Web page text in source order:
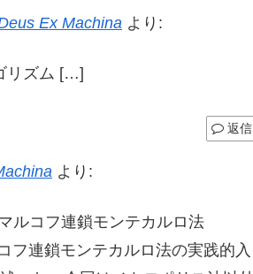
Ex Machina より:
リズム […]
返信
より:
ルコフ連鎖モンテカルロ法
連鎖モンテカルロ法の実践的入